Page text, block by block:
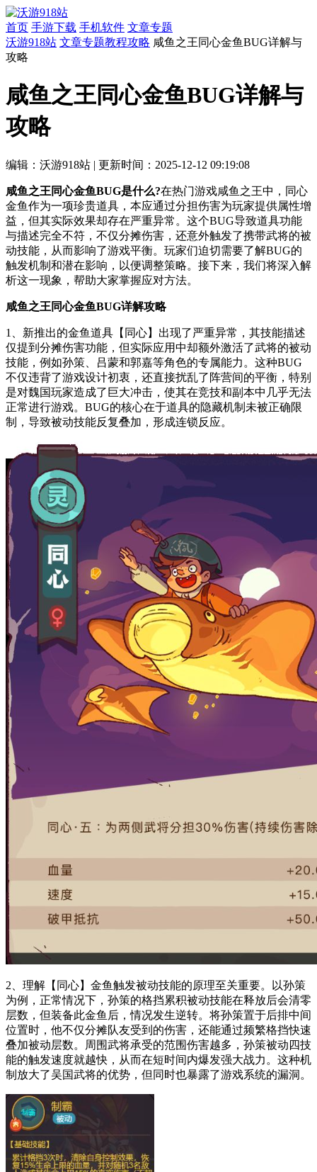
首页 手游下载 手机软件 文章专题
沃游918站 文章专题教程攻略 咸鱼之王同心金鱼BUG详解与
攻略
咸鱼之王同心金鱼BUG详解与
攻略
编辑：沃游918站 | 更新时间：2025-12-12 09:19:08
咸鱼之王同心金鱼BUG是什么?在热门游戏咸鱼之王中，同心
金鱼作为一项珍贵道具，本应通过分担伤害为玩家提供属性增
益，但其实际效果却存在严重异常。这个BUG导致道具功能
与描述完全不符，不仅分摊伤害，还意外触发了携带武将的被
动技能，从而影响了游戏平衡。玩家们迫切需要了解BUG的
触发机制和潜在影响，以便调整策略。接下来，我们将深入解
析这一现象，帮助大家掌握应对方法。
咸鱼之王同心金鱼BUG详解攻略
1、新推出的金鱼道具【同心】出现了严重异常，其技能描述
仅提到分摊伤害功能，但实际应用中却额外激活了武将的被动
技能，例如孙策、吕蒙和郭嘉等角色的专属能力。这种BUG
不仅违背了游戏设计初衷，还直接扰乱了阵营间的平衡，特别
是对魏国玩家造成了巨大冲击，使其在竞技和副本中几乎无法
正常进行游戏。BUG的核心在于道具的隐藏机制未被正确限
制，导致被动技能反复叠加，形成连锁反应。
2、理解【同心】金鱼触发被动技能的原理至关重要。以孙策
为例，正常情况下，孙策的格挡累积被动技能在释放后会清零
层数，但装备此金鱼后，情况发生逆转。将孙策置于后排中间
位置时，他不仅分摊队友受到的伤害，还能通过频繁格挡快速
叠加被动层数。周围武将承受的范围伤害越多，孙策被动四技
能的触发速度就越快，从而在短时间内爆发强大战力。这种机
制放大了吴国武将的优势，但同时也暴露了游戏系统的漏洞。